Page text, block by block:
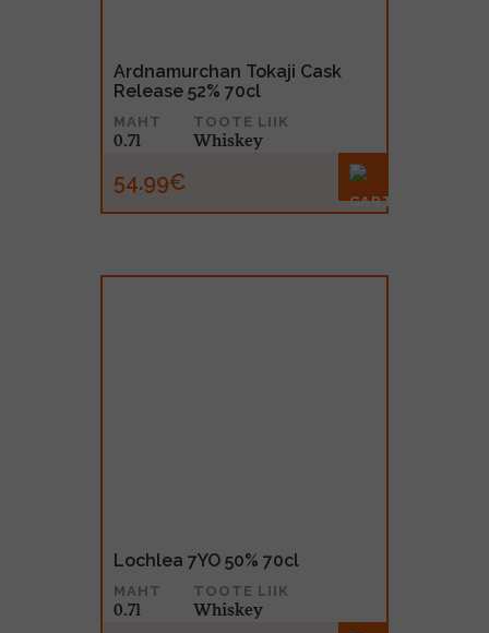
Ardnamurchan Tokaji Cask
Release 52% 70cl
MAHT
0.7l
TOOTE LIIK
Whiskey
54.99€
Lochlea 7YO 50% 70cl
MAHT
0.7l
TOOTE LIIK
Whiskey